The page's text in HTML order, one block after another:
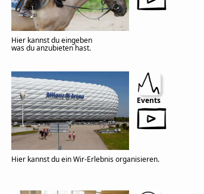
Hier kannst du eingeben
was du anzubieten hast.
Events
Hier kannst du ein Wir-Erlebnis organisieren.